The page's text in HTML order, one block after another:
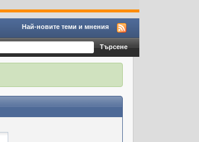
Най-новите теми и мнения